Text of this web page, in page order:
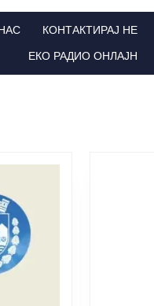
КОНТАКТИРАЈ НЕ
ЕКО РАДИО ОНЛАЈН